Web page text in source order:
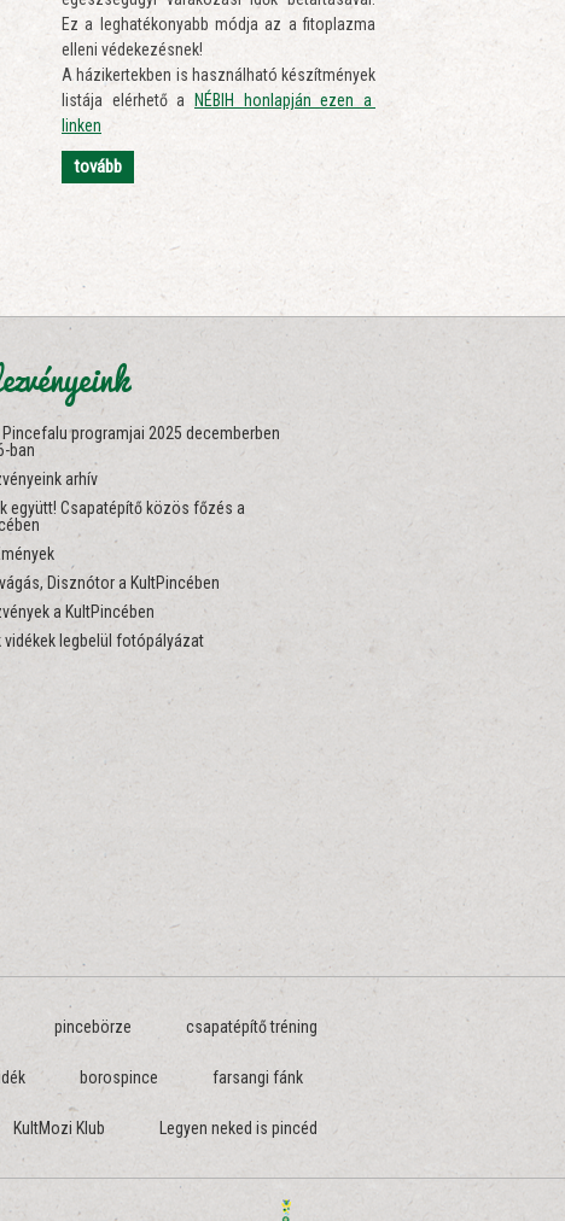
Ez a leghatékonyabb módja az a fitoplazma
elleni védekezésnek!
A házikertekben is használható készítmények
listája elérhető a
NÉBIH honlapján ezen a
linken
tovább
programjai 2025 decemberben
ban
arhív
együtt! Csapatépítő közös főzés a
Disznótor a KultPincében
a KultPincében
vidékek legbelül fotópályázat
pincebörze csapatépítő tréning
borospince farsangi fánk
KultMozi Klub Legyen neked is pincéd